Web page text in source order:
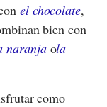
el chocolate,
bien con
naranjaola
como